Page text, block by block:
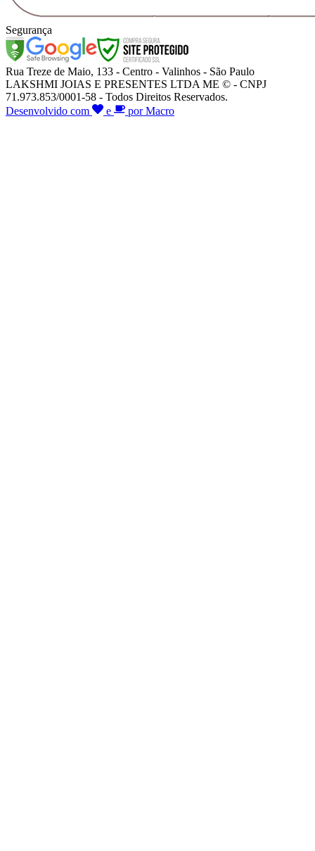
Segurança
Rua Treze de Maio, 133 - Centro - Valinhos - São Paulo
LAKSHMI JOIAS E PRESENTES LTDA ME © - CNPJ
71.973.853/0001-58 - Todos Direitos Reservados.
Desenvolvido com
e por Macro